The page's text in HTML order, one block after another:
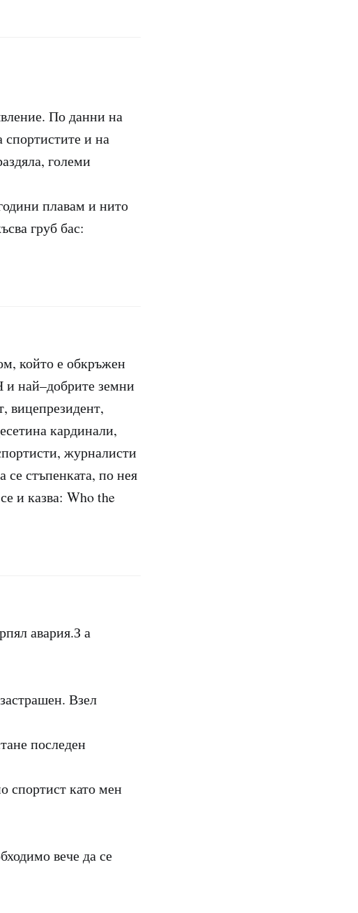
По данни на
спортистите и на
големи
плавам и нито
груб бас:
който е обкръжен
най–добрите земни
вицепрезидент,
кардинали,
журналисти
се стъпенката, по нея
и казва: Who the
авария.З а
Взел
последен
спортист като мен
вече да се